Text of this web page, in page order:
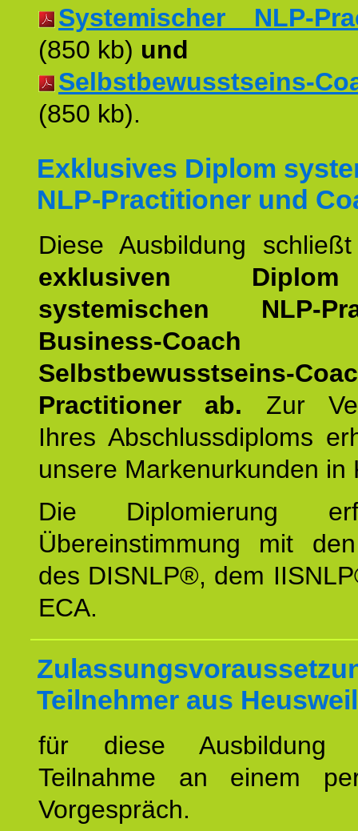
Systemischer NLP-
(850 kb) und
Selbstbewusstseins-
(850 kb).
Exklusives Diplom
NLP-Practitioner und
Diese Ausbildung
exklusiven
systemischen NLP-
Business-Coach
Selbstbewusstseins-
Practitioner ab. Zur
Ihres Abschlussdiploms
unsere Markenurkunden in
Die Diplomierung
Übereinstimmung mit
des DISNLP®, dem
ECA.
Teilnehmer aus
für diese
Teilnahme an einem
Vorgespräch.